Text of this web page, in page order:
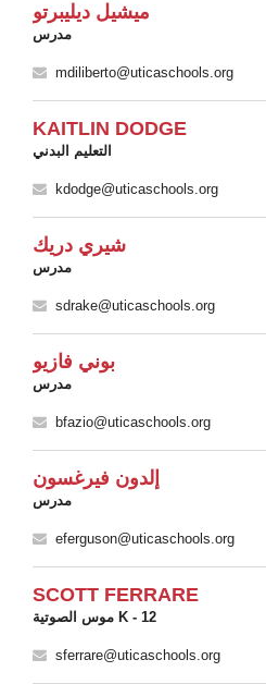
ميشيل ديليبرتو
مدرس
mdiliberto@uticaschools.org
KAITLIN DODGE
التعليم البدني
kdodge@uticaschools.org
شيري دريك
مدرس
sdrake@uticaschools.org
بوني فازيو
مدرس
bfazio@uticaschools.org
إلدون فيرغسون
مدرس
eferguson@uticaschools.org
SCOTT FERRARE
موس الصوتية K - 12
sferrare@uticaschools.org